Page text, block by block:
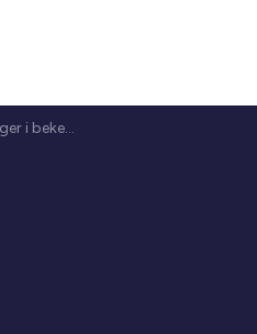
Ændringer i bekendtgørelsen om vedligeholdelse og istandsættelse af almene boliger